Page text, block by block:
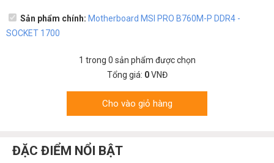
Sản phẩm chính: Motherboard MSI PRO B760M-P DDR4 -
SOCKET 1700
1 trong 0 sản phẩm được chọn
Tổng giá: 0VNĐ
Cho vào giỏ hàng
ĐẶC ĐIỂM NỔI BẬT